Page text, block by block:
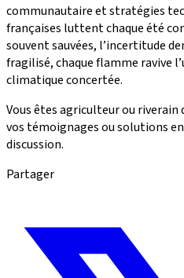
communautaire et stratégies
françaises luttent chaque été
souvent sauvées, l’incertitude
fragilisé, chaque flamme ravive
climatique concertée.
Vous êtes agriculteur ou riverain
vos témoignages ou solutions
discussion.
Partager